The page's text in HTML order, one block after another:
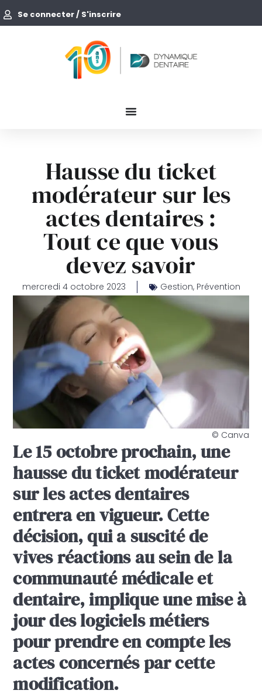
Se connecter / S'inscrire
Hausse du ticket
modérateur sur les
actes dentaires :
Tout ce que vous
devez savoir
mercredi 4 octobre 2023 Gestion, Prévention
© Canva
Le 15 octobre prochain, une
hausse du ticket modérateur
sur les actes dentaires
entrera en vigueur. Cette
décision, qui a suscité de
vives réactions au sein de la
communauté médicale et
dentaire, implique une mise à
jour des logiciels métiers
pour prendre en compte les
actes concernés par cette
modification.